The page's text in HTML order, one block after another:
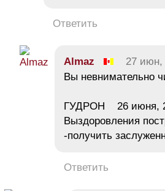
Ответить
Almaz 27 июн,
Вы невнимательно
ГУДРОН 26 июня,
Выздоровления
-получить
Ответить